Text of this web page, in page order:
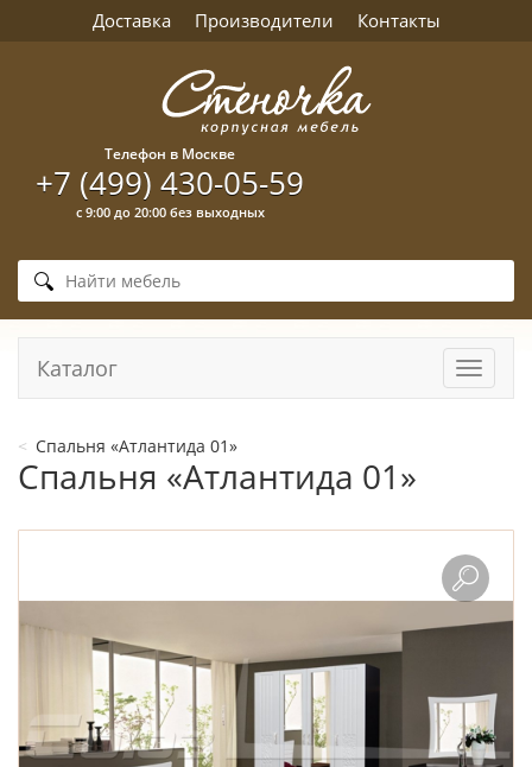
Доставка Производители Контакты
Телефон в Москве
+7 (499) 430-05-59
с 9:00 до 20:00 без выходных
Каталог
Спальня «Атлантида 01»
Спальня «Атлантида 01»